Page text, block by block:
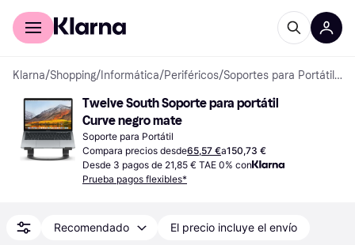
Comprar con Klarna
Klarna/Shopping/ Informática/Periféricos/ Soportes para Portátiles
Twelve South Soporte para portátil
Curve negro mate
Soporte para Portátil
Compara precios desde65,57 €a150,73 €
Desde 3 pagos de 21,85 € TAE 0% con
Prueba pagos flexibles*
Recomendado El precio incluye el envío